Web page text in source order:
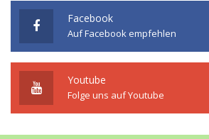
Facebook
Auf Facebook empfehlen
Youtube
Folge uns auf Youtube